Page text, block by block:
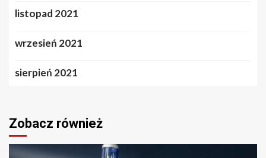
listopad 2021
wrzesień 2021
sierpień 2021
Zobacz również